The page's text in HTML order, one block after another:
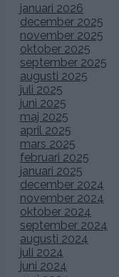
januari 2026
december 2025
november 2025
oktober 2025
september 2025
augusti 2025
juli 2025
juni 2025
maj 2025
april 2025
mars 2025
februari 2025
januari 2025
december 2024
november 2024
oktober 2024
september 2024
augusti 2024
juli 2024
juni 2024